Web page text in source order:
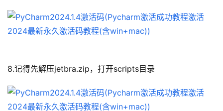
8.记得先解压jetbra.zip，打开scripts目录